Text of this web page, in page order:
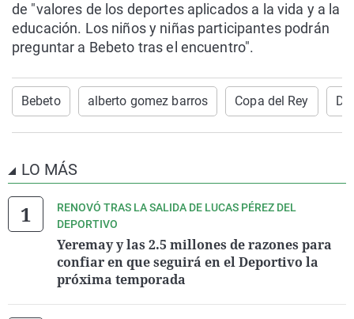
de "valores de los deportes aplicados a la vida y a la
educación. Los niños y niñas participantes podrán
preguntar a Bebeto tras el encuentro".
Bebeto alberto gomez barros Copa del Rey
LO MÁS
RENOVÓ TRAS LA SALIDA DE LUCAS PÉREZ DEL
DEPORTIVO
Yeremay y las 2.5 millones de razones para
confiar en que seguirá en el Deportivo la
próxima temporada